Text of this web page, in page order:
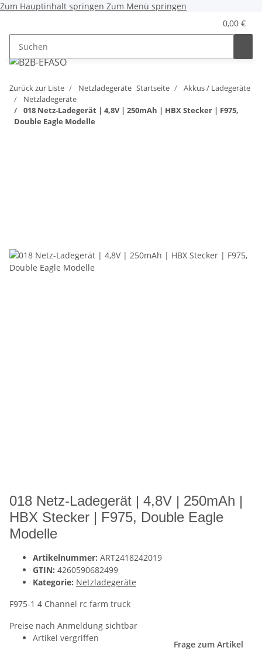
Zum Hauptinhalt springen Zum Menü springen
0,00 €
Zurück zur Liste Netzladegeräte Startseite
Akkus / Ladegeräte
Netzladegeräte
018 Netz-Ladegerät | 4,8V | 250mAh | HBX Stecker | F975,
Double Eagle Modelle
018 Netz-Ladegerät | 4,8V | 250mAh |
HBX Stecker | F975, Double Eagle
Modelle
Artikelnummer: ART2418242019
GTIN: 4260590682499
Kategorie: Netzladegeräte
F975-1 4 Channel rc farm truck
Preise nach Anmeldung sichtbar
Artikel vergriffen
Frage zum Artikel